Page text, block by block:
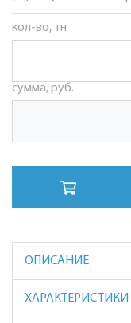
кол-во, тн
сумма, руб.
ОПИСАНИЕ
ХАРАКТЕРИСТИКИ